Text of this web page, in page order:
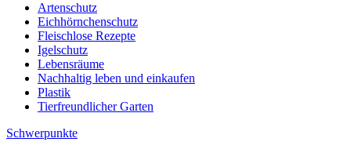
Artenschutz
Eichhörnchenschutz
Fleischlose Rezepte
Igelschutz
Lebensräume
Nachhaltig leben und einkaufen
Plastik
Tierfreundlicher Garten
Schwerpunkte